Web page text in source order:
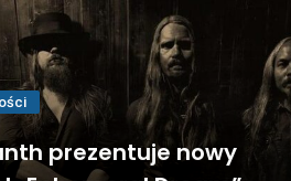
prezentuje nowy